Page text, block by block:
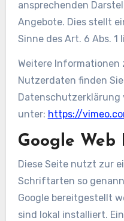
ansprechenden
Angebote. Dies stellt
Sinne des Art. 6 Abs. 1
Weitere Informationen
Nutzerdaten finden
Datenschutzerklärung
unter: https://
Google Web
Diese Seite nutzt zur
Schriftarten so
Google bereitgestellt
sind lokal installiert.